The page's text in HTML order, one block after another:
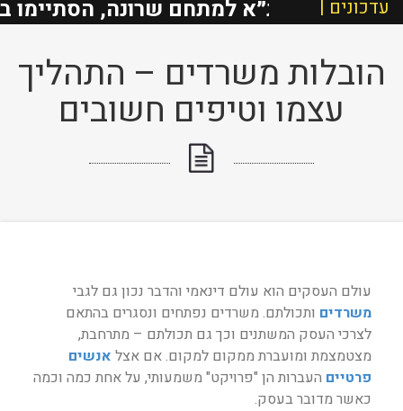
עדכונים |ת״א למתחם שרונה, הסתיימו
הובלות משרדים – התהליך
עצמו וטיפים חשובים
עולם העסקים הוא עולם דינאמי והדבר נכון גם לגבי
משרדים ותכולתם. משרדים נפתחים ונסגרים בהתאם
לצרכי העסק המשתנים וכך גם תכולתם – מתרחבת,
מצטמצמת ומועברת ממקום למקום. אם אצל אנשים
פרטיים העברות הן "פרויקט" משמעותי, על אחת כמה וכמה
כאשר מדובר בעסק.